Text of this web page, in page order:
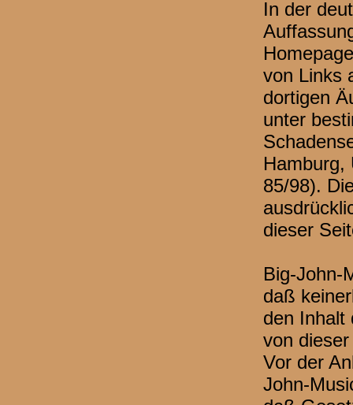
In der
von Links
dortigen
unter
Hamburg,
85/98).
dieser
Big-John-
daß
den Inhalt
von
Vor der
John-